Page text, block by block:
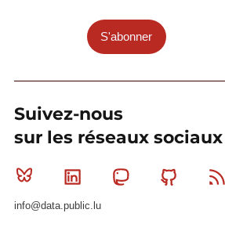
S'abonner
Suivez-nous
sur les réseaux sociaux
Bluesky Linkedin MastodonGithub
info@data.public.lu